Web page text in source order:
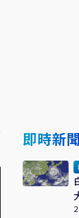
即時新聞